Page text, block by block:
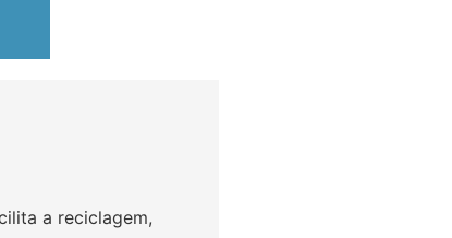
a reciclagem,